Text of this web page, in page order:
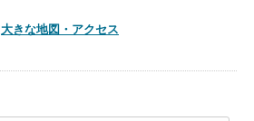
大きな地図・アクセス